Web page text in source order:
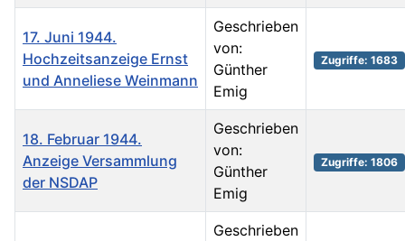
17. Juni 1944.
Hochzeitsanzeige Ernst
und Anneliese Weinmann
Geschrieben
von:
Günther
Emig
Zugriffe: 1683
18. Februar 1944.
Anzeige Versammlung
der NSDAP
Geschrieben
von:
Günther
Emig
Zugriffe: 1806
Geschrieben